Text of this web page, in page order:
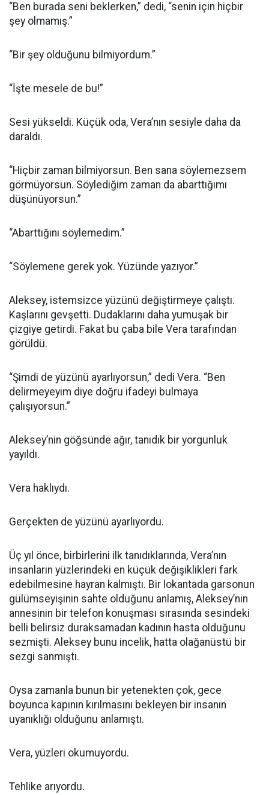
“Ben burada seni beklerken,” dedi, “senin için hiçbir
şey olmamış.”
“Bir şey olduğunu bilmiyordum.”
“İşte mesele de bu!”
Sesi yükseldi. Küçük oda, Vera’nın sesiyle daha da
daraldı.
“Hiçbir zaman bilmiyorsun. Ben sana söylemezsem
görmüyorsun. Söylediğim zaman da abarttığımı
düşünüyorsun.”
“Abarttığını söylemedim.”
“Söylemene gerek yok. Yüzünde yazıyor.”
Aleksey, istemsizce yüzünü değiştirmeye çalıştı.
Kaşlarını gevşetti. Dudaklarını daha yumuşak bir
çizgiye getirdi. Fakat bu çaba bile Vera tarafından
görüldü.
“Şimdi de yüzünü ayarlıyorsun,” dedi Vera. “Ben
delirmeyeyim diye doğru ifadeyi bulmaya
çalışıyorsun.”
Aleksey’nin göğsünde ağır, tanıdık bir yorgunluk
yayıldı.
Vera haklıydı.
Gerçekten de yüzünü ayarlıyordu.
Üç yıl önce, birbirlerini ilk tanıdıklarında, Vera’nın
insanların yüzlerindeki en küçük değişiklikleri fark
edebilmesine hayran kalmıştı. Bir lokantada garsonun
gülümseyişinin sahte olduğunu anlamış, Aleksey’nin
annesinin bir telefon konuşması sırasında sesindeki
belli belirsiz duraksamadan kadının hasta olduğunu
sezmişti. Aleksey bunu incelik, hatta olağanüstü bir
sezgi sanmıştı.
Oysa zamanla bunun bir yetenekten çok, gece
boyunca kapının kırılmasını bekleyen bir insanın
uyanıklığı olduğunu anlamıştı.
Vera, yüzleri okumuyordu.
Tehlike arıyordu.